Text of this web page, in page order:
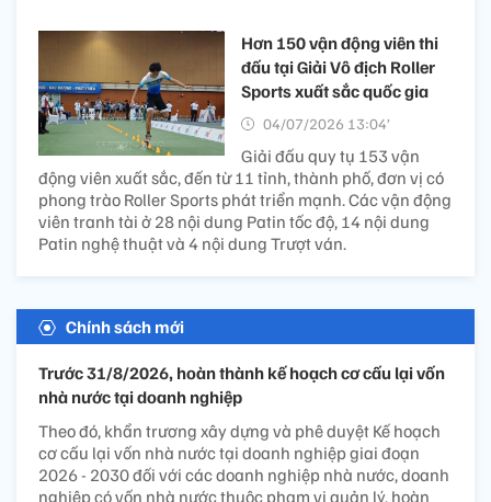
Hơn 150 vận động viên thi
đấu tại Giải Vô địch Roller
Sports xuất sắc quốc gia
04/07/2026 13:04’
Giải đấu quy tụ 153 vận
động viên xuất sắc, đến từ 11 tỉnh, thành phố, đơn vị có
phong trào Roller Sports phát triển mạnh. Các vận động
viên tranh tài ở 28 nội dung Patin tốc độ, 14 nội dung
Patin nghệ thuật và 4 nội dung Trượt ván.
Chính sách mới
Trước 31/8/2026, hoàn thành kế hoạch cơ cấu lại vốn
nhà nước tại doanh nghiệp
Theo đó, khẩn trương xây dựng và phê duyệt Kế hoạch
cơ cấu lại vốn nhà nước tại doanh nghiệp giai đoạn
2026 - 2030 đối với các doanh nghiệp nhà nước, doanh
nghiệp có vốn nhà nước thuộc phạm vi quản lý, hoàn